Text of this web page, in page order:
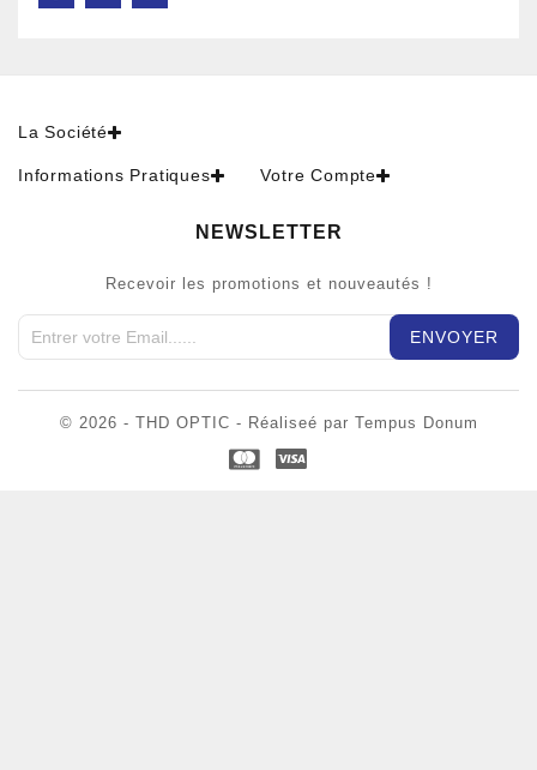
La Société
Informations Pratiques Votre Compte
NEWSLETTER
Recevoir les promotions et nouveautés !
© 2026 - THD OPTIC - Réaliseé par Tempus Donum